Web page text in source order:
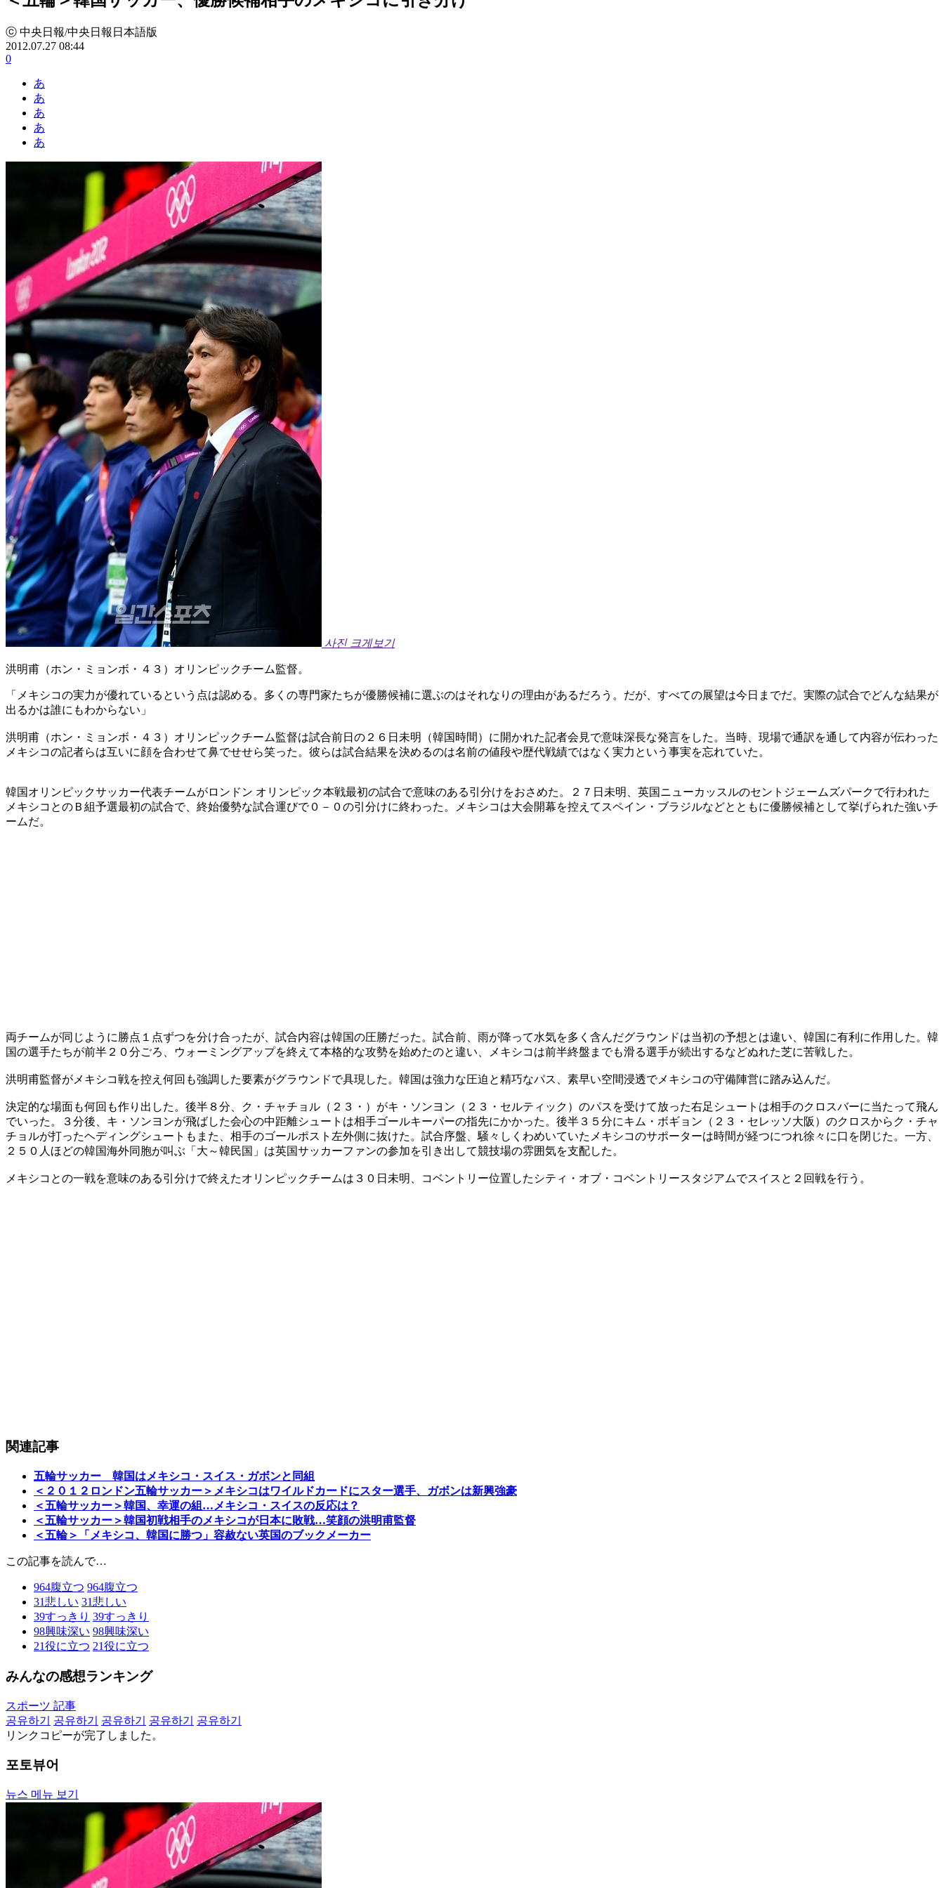
ⓒ 中央日報/中央日報日本語版
2012.07.27 08:44
0
あ
あ
あ
あ
あ
사진 크게보기
洪明甫（ホン・ミョンボ・４３）オリンピックチーム監督。
「メキシコの実力が優れているという点は認める。多くの専門家たちが優勝候補に選ぶのはそれなりの理由があるだろう。だが、すべての展望は今日までだ。実際の試合でどんな結果が
出るかは誰にもわからない」
洪明甫（ホン・ミョンボ・４３）オリンピックチーム監督は試合前日の２６日未明（韓国時間）に開かれた記者会見で意味深長な発言をした。当時、現場で通訳を通して内容が伝わった
メキシコの記者らは互いに顔を合わせて鼻でせせら笑った。彼らは試合結果を決めるのは名前の値段や歴代戦績ではなく実力という事実を忘れていた。
韓国オリンピックサッカー代表チームがロンドン オリンピック本戦最初の試合で意味のある引分けをおさめた。２７日未明、英国ニューカッスルのセントジェームズパークで行われた
メキシコとのＢ組予選最初の試合で、終始優勢な試合運びで０－０の引分けに終わった。メキシコは大会開幕を控えてスペイン・ブラジルなどとともに優勝候補として挙げられた強いチ
ームだ。
両チームが同じように勝点１点ずつを分け合ったが、試合内容は韓国の圧勝だった。試合前、雨が降って水気を多く含んだグラウンドは当初の予想とは違い、韓国に有利に作用した。韓
国の選手たちが前半２０分ごろ、ウォーミングアップを終えて本格的な攻勢を始めたのと違い、メキシコは前半終盤までも滑る選手が続出するなどぬれた芝に苦戦した。
洪明甫監督がメキシコ戦を控え何回も強調した要素がグラウンドで具現した。韓国は強力な圧迫と精巧なパス、素早い空間浸透でメキシコの守備陣営に踏み込んだ。
決定的な場面も何回も作り出した。後半８分、ク・チャチョル（２３・）がキ・ソンヨン（２３・セルティック）のパスを受けて放った右足シュートは相手のクロスバーに当たって飛ん
でいった。３分後、キ・ソンヨンが飛ばした会心の中距離シュートは相手ゴールキーパーの指先にかかった。後半３５分にキム・ボギョン（２３・セレッソ大阪）のクロスからク・チャ
チョルが打ったヘディングシュートもまた、相手のゴールポスト左外側に抜けた。試合序盤、騒々しくわめいていたメキシコのサポーターは時間が経つにつれ徐々に口を閉じた。一方、
２５０人ほどの韓国海外同胞が叫ぶ「大～韓民国」は英国サッカーファンの参加を引き出して競技場の雰囲気を支配した。
メキシコとの一戦を意味のある引分けで終えたオリンピックチームは３０日未明、コベントリー位置したシティ・オブ・コベントリースタジアムでスイスと２回戦を行う。
関連記事
五輪サッカー 韓国はメキシコ・スイス・ガボンと同組
＜２０１２ロンドン五輪サッカー＞メキシコはワイルドカードにスター選手、ガボンは新興強豪
＜五輪サッカー＞韓国、幸運の組…メキシコ・スイスの反応は？
＜五輪サッカー＞韓国初戦相手のメキシコが日本に敗戦…笑顔の洪明甫監督
＜五輪＞「メキシコ、韓国に勝つ」容赦ない英国のブックメーカー
この記事を読んで…
964腹立つ 964腹立つ
31悲しい 31悲しい
39すっきり 39すっきり
98興味深い 98興味深い
21役に立つ 21役に立つ
みんなの感想ランキング
スポーツ 記事
공유하기
공유하기 공유하기 공유하기
공유하기
リンクコピーが完了しました。
포토뷰어
뉴스 메뉴 보기